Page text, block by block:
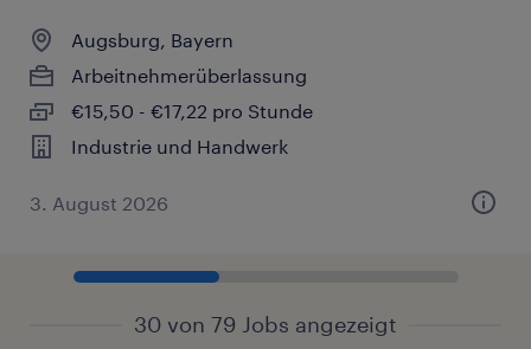
Augsburg, Bayern
Arbeitnehmerüberlassung
€15,50 - €17,22 pro Stunde
Industrie und Handwerk
3. August 2026
30 von 79 Jobs angezeigt